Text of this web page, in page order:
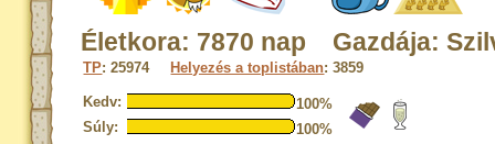
Életkora: 7870 nap Gazdája:
TP: 25974 Helyezés a toplistában: 3859
Kedv:
100%
Súly:
100%